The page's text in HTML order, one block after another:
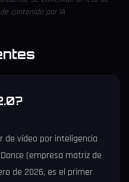
contenido por IA
de vídeo por inteligencia
(empresa matriz de
de 2026, es el primer